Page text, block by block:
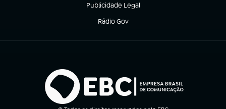
Publicidade Legal
(abre em nova aba)
Rádio Gov
(abre em nova aba)